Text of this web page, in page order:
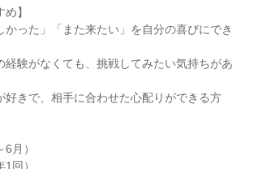
】
った」「また来たい」を自分の喜びにでき
験がなくても、挑戦してみたい気持ちがあ
きで、相手に合わせた心配りができる方
月）
回）